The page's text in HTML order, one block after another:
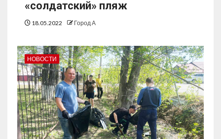
«солдатский» пляж
18.05.2022 Город А
НОВОСТИ